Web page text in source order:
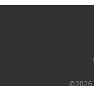
©2026